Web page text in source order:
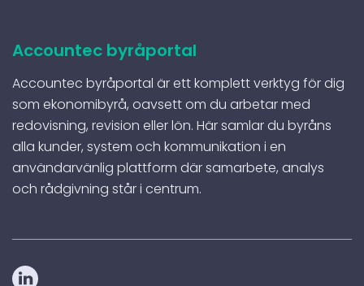
Accountec byråportal
Accountec byråportal är ett komplett verktyg för dig
som ekonomibyrå, oavsett om du arbetar med
redovisning, revision eller lön. Här samlar du byråns
alla kunder, system och kommunikation i en
användarvänlig plattform där samarbete, analys
och rådgivning står i centrum.